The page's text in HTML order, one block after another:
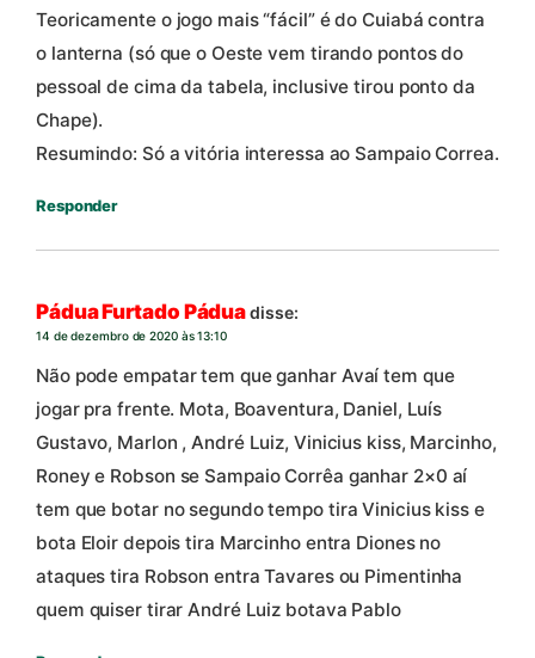
Teoricamente o jogo mais “fácil” é do Cuiabá contra
o lanterna (só que o Oeste vem tirando pontos do
pessoal de cima da tabela, inclusive tirou ponto da
Chape).
Resumindo: Só a vitória interessa ao Sampaio Correa.
Responder
Pádua Furtado Páduadisse:
14 de dezembro de 2020 às 13:10
Não pode empatar tem que ganhar Avaí tem que
jogar pra frente. Mota, Boaventura, Daniel, Luís
Gustavo, Marlon , André Luiz, Vinicius kiss, Marcinho,
Roney e Robson se Sampaio Corrêa ganhar 2×0 aí
tem que botar no segundo tempo tira Vinicius kiss e
bota Eloir depois tira Marcinho entra Diones no
ataques tira Robson entra Tavares ou Pimentinha
quem quiser tirar André Luiz botava Pablo